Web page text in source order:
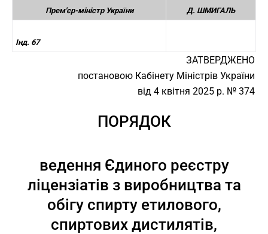
Прем'єр-міністр України Д. ШМИГАЛЬ
Інд. 67
ЗАТВЕРДЖЕНО
постановою Кабінету Міністрів України
від 4 квітня 2025 р. № 374
ПОРЯДОК
ведення Єдиного реєстру
ліцензіатів з виробництва та
обігу спирту етилового,
спиртових дистилятів,